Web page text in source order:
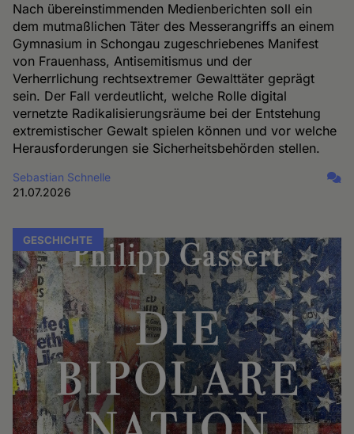
Nach übereinstimmenden Medienberichten soll ein
dem mutmaßlichen Täter des Messerangriffs an einem
Gymnasium in Schongau zugeschriebenes Manifest
von Frauenhass, Antisemitismus und der
Verherrlichung rechtsextremer Gewalttäter geprägt
sein. Der Fall verdeutlicht, welche Rolle digital
vernetzte Radikalisierungsräume bei der Entstehung
extremistischer Gewalt spielen können und vor welche
Herausforderungen sie Sicherheitsbehörden stellen.
Sebastian Schnelle
21.07.2026
GESCHICHTE